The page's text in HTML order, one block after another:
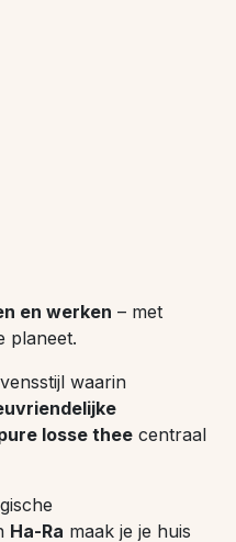
en werken – met
planeet.
waarin
losse thee centraal
Ha-Ra maak je je huis